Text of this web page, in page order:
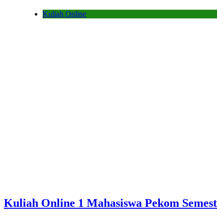
Kuliah Online
Kuliah Online 1 Mahasiswa Pekom